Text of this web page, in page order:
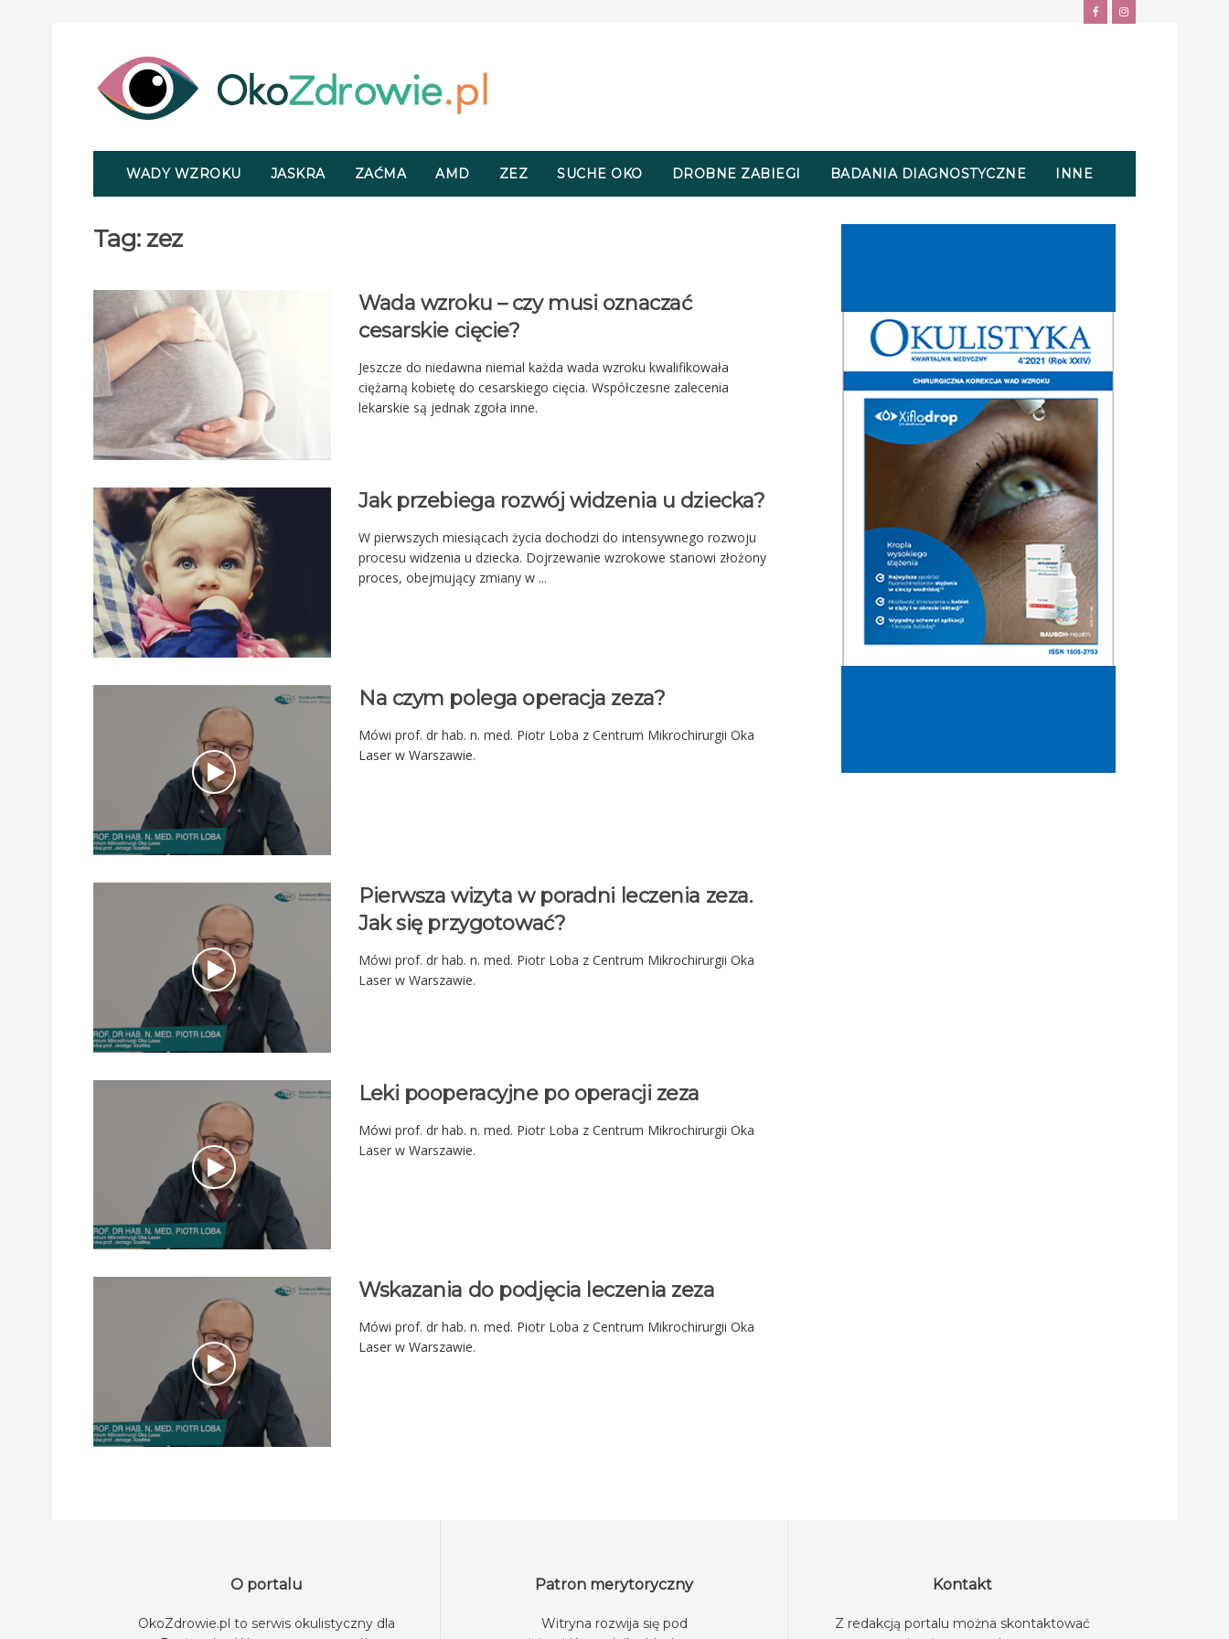
WADY WZROKU JASKRA ZAĆMA AMD ZEZ SUCHE OKO DROBNE ZABIEGI BADANIA DIAGNOSTYCZNE INNE
Tag: zez
Wada wzroku – czy musi oznaczać
cesarskie cięcie?
Jeszcze do niedawna niemal każda wada wzroku kwalifikowała
ciężarną kobietę do cesarskiego cięcia. Współczesne zalecenia
lekarskie są jednak zgoła inne.
Jak przebiega rozwój widzenia u dziecka?
W pierwszych miesiącach życia dochodzi do intensywnego rozwoju
procesu widzenia u dziecka. Dojrzewanie wzrokowe stanowi złożony
proces, obejmujący zmiany w ...
Na czym polega operacja zeza?
Mówi prof. dr hab. n. med. Piotr Loba z Centrum Mikrochirurgii Oka
Laser w Warszawie.
Pierwsza wizyta w poradni leczenia zeza.
Jak się przygotować?
Mówi prof. dr hab. n. med. Piotr Loba z Centrum Mikrochirurgii Oka
Laser w Warszawie.
Leki pooperacyjne po operacji zeza
Mówi prof. dr hab. n. med. Piotr Loba z Centrum Mikrochirurgii Oka
Laser w Warszawie.
Wskazania do podjęcia leczenia zeza
Mówi prof. dr hab. n. med. Piotr Loba z Centrum Mikrochirurgii Oka
Laser w Warszawie.
O portalu
OkoZdrowie.pl to serwis okulistyczny dla
Patron merytoryczny
Witryna rozwija się pod
Kontakt
Z redakcją portalu można skontaktować